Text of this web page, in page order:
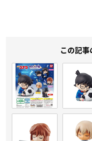
この記事